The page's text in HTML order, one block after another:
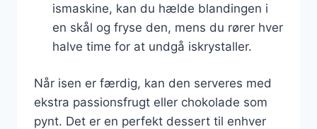
ismaskine, kan du hælde blandingen i
en skål og fryse den, mens du rører hver
halve time for at undgå iskrystaller.
Når isen er færdig, kan den serveres med
ekstra passionsfrugt eller chokolade som
pynt. Det er en perfekt dessert til enhver